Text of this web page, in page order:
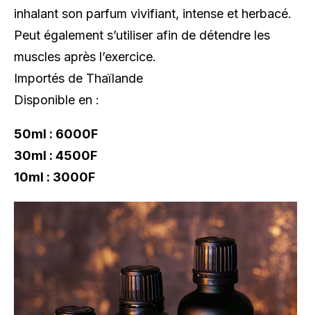
inhalant son parfum vivifiant, intense et herbacé.
Peut également s’utiliser afin de détendre les
muscles après l’exercice.
Importés de Thaïlande
Disponible en :
50ml : 6000F
30ml : 4500F
10ml : 3000F